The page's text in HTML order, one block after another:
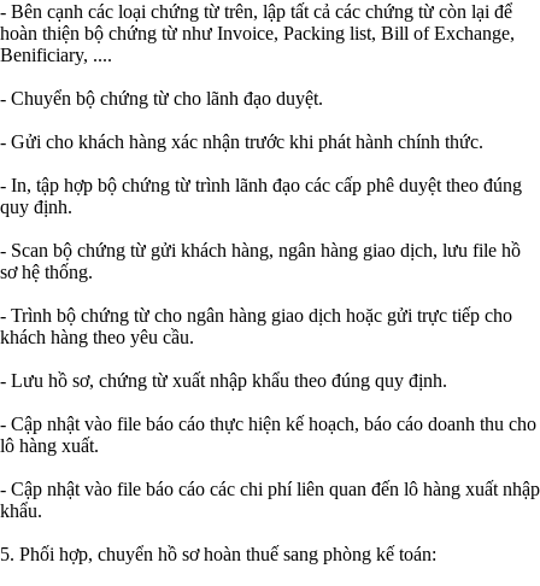
- Bên cạnh các loại chứng từ trên, lập tất cả các chứng từ còn lại để
hoàn thiện bộ chứng từ như Invoice, Packing list, Bill of Exchange,
Benificiary, ....
- Chuyển bộ chứng từ cho lãnh đạo duyệt.
- Gửi cho khách hàng xác nhận trước khi phát hành chính thức.
- In, tập hợp bộ chứng từ trình lãnh đạo các cấp phê duyệt theo đúng
quy định.
- Scan bộ chứng từ gửi khách hàng, ngân hàng giao dịch, lưu file hồ
sơ hệ thống.
- Trình bộ chứng từ cho ngân hàng giao dịch hoặc gửi trực tiếp cho
khách hàng theo yêu cầu.
- Lưu hồ sơ, chứng từ xuất nhập khẩu theo đúng quy định.
- Cập nhật vào file báo cáo thực hiện kế hoạch, báo cáo doanh thu cho
lô hàng xuất.
- Cập nhật vào file báo cáo các chi phí liên quan đến lô hàng xuất nhập
khẩu.
5. Phối hợp, chuyển hồ sơ hoàn thuế sang phòng kế toán: